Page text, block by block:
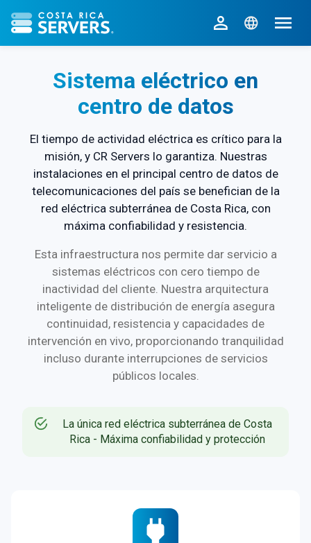
CR Servers inicio
Sistema eléctrico en
centro de datos
El tiempo de actividad eléctrica es crítico para la
misión, y CR Servers lo garantiza. Nuestras
instalaciones en el principal centro de datos de
telecomunicaciones del país se benefician de la
red eléctrica subterránea de Costa Rica, con
máxima confiabilidad y resistencia.
Esta infraestructura nos permite dar servicio a
sistemas eléctricos con cero tiempo de
inactividad del cliente. Nuestra arquitectura
inteligente de distribución de energía asegura
continuidad, resistencia y capacidades de
intervención en vivo, proporcionando tranquilidad
incluso durante interrupciones de servicios
públicos locales.
La única red eléctrica subterránea de Costa
Rica - Máxima confiabilidad y protección